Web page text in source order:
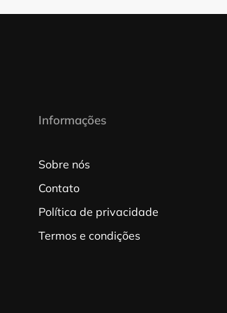
Informações
Sobre nós
Contato
Política de privacidade
Termos e condições